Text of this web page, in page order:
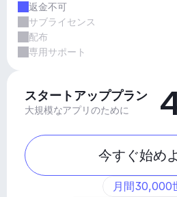
返金不可
サブライセンス
配布
専用サポート
スタートアッププラン
大規模なアプリのために
今すぐ始め
月間30,000